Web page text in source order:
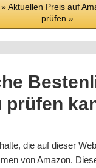
» Aktu­el­len Preis auf
prü­fen »
prü­fen
die auf die­ser
von Ama­zon.